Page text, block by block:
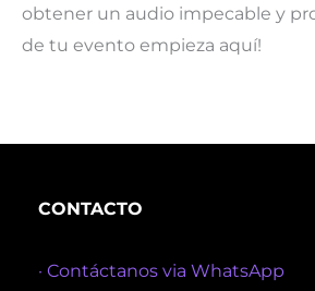
obtener un audio impecable y
de tu evento empieza aquí!
CONTACTO
· Contáctanos via WhatsApp